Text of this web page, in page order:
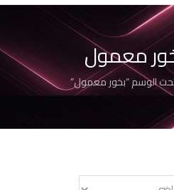
معمول
الوسم “بخور معمول”